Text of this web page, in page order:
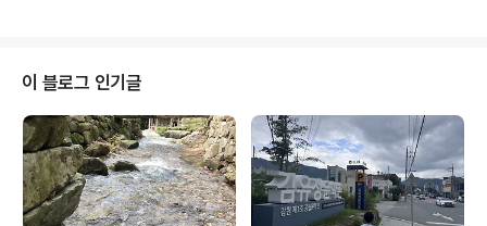
현재는 터(휴먼시아 아파트)에 복음공원이 조성되어 있고
주변으로 정신을 살려 복지사업을 하는 사단법인 복음자리
와 작은자리 복지관(옆 복음자리에 있던 기념비를 옮겨와
세우고 작은 공원인 '제정구 생명마당'을 조성)이 있다. 제
정구 선생이 본격 빈민운동가의 삶을 시작하고 전기가 되
었던 청계천과 달리 시흥시는 제정구..
이 블로그 인기글